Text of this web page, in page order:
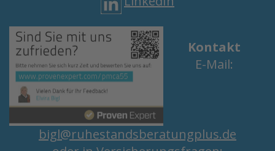
Kontakt
E-Mail:
bigl@ruhestandsberatungplus.de